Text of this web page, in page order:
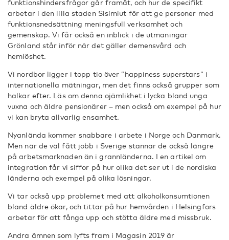
funktionshindersfrågor går framåt, och hur de specifikt
arbetar i den lilla staden Sisimiut för att ge personer med
funktionsnedsättning meningsfull verksamhet och
gemenskap. Vi får också en inblick i de utmaningar
Grönland står inför när det gäller demensvård och
hemlöshet.
Vi nordbor ligger i topp tio över ”happiness superstars” i
internationella mätningar, men det finns också grupper som
halkar efter. Läs om denna ojämlikhet i lycka bland unga
vuxna och äldre pensionärer – men också om exempel på hur
vi kan bryta allvarlig ensamhet.
Nyanlända kommer snabbare i arbete i Norge och Danmark.
Men när de väl fått jobb i Sverige stannar de också längre
på arbetsmarknaden än i grannländerna. I en artikel om
integration får vi siffor på hur olika det ser ut i de nordiska
länderna och exempel på olika lösningar.
Vi tar också upp problemet med att alkoholkonsumtionen
bland äldre ökar, och tittar på hur hemvården i Helsingfors
arbetar för att fånga upp och stötta äldre med missbruk.
Andra ämnen som lyfts fram i Magasin 2019 är